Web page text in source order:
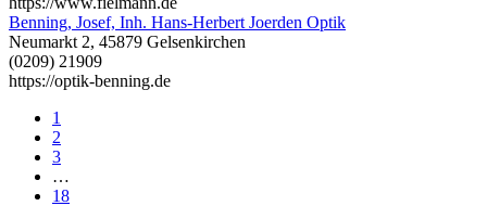
Benning, Josef, Inh. Hans-Herbert Joerden Optik
Neumarkt 2, 45879 Gelsenkirchen
(0209) 21909
https://optik-benning.de
1
2
3
…
18